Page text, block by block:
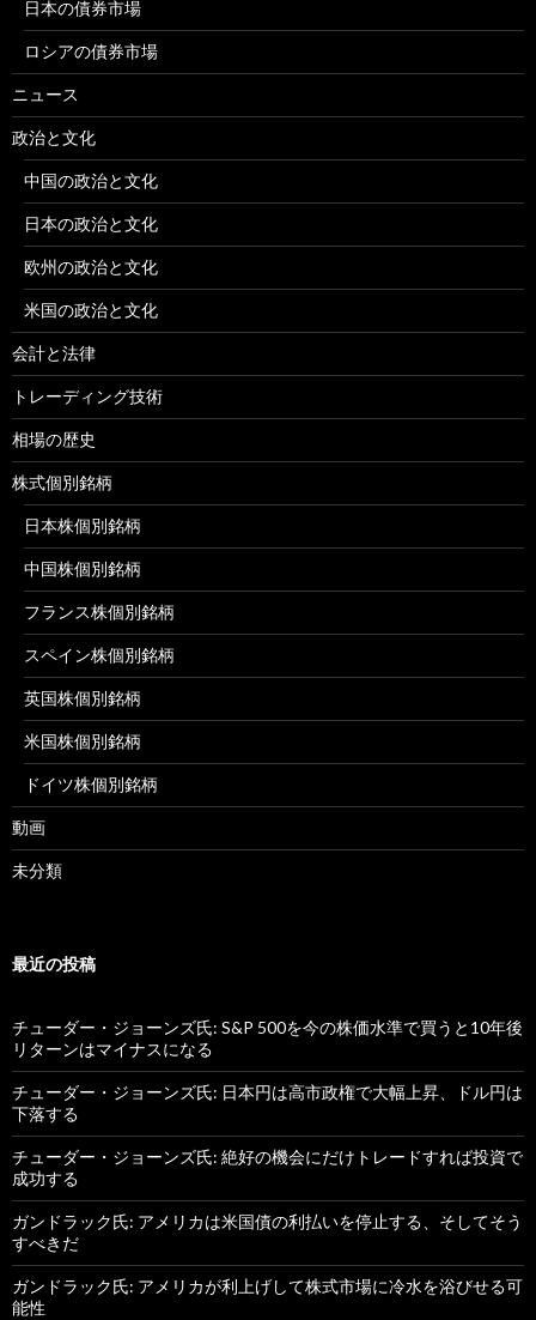
日本の債券市場
ロシアの債券市場
ニュース
政治と文化
中国の政治と文化
日本の政治と文化
欧州の政治と文化
米国の政治と文化
会計と法律
トレーディング技術
相場の歴史
株式個別銘柄
日本株個別銘柄
中国株個別銘柄
フランス株個別銘柄
スペイン株個別銘柄
英国株個別銘柄
米国株個別銘柄
ドイツ株個別銘柄
動画
未分類
最近の投稿
チューダー・ジョーンズ氏: S&P 500を今の株価水準で買うと10年後
リターンはマイナスになる
チューダー・ジョーンズ氏: 日本円は高市政権で大幅上昇、ドル円は
下落する
チューダー・ジョーンズ氏: 絶好の機会にだけトレードすれば投資で
成功する
ガンドラック氏: アメリカは米国債の利払いを停止する、そしてそう
すべきだ
ガンドラック氏: アメリカが利上げして株式市場に冷水を浴びせる可
能性